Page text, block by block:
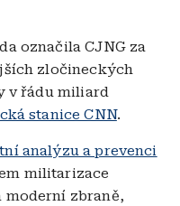
označila CJNG za
zločineckých
v řádu miliard
stanice CNN.
analýzu a prevenci
militarizace
zbraně,